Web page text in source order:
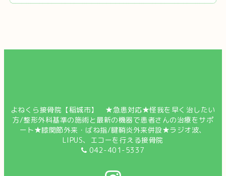
よねくら接骨院【稲城市】 ★急患対応★怪我を早く治したい
方/整形外科基準の施術と最新の機器で患者さんの治療をサポ
ート★膝関節外来・ばね指/腱鞘炎外来併設★ラジオ波、
LIPUS、エコーを行える接骨院
042-401-5337